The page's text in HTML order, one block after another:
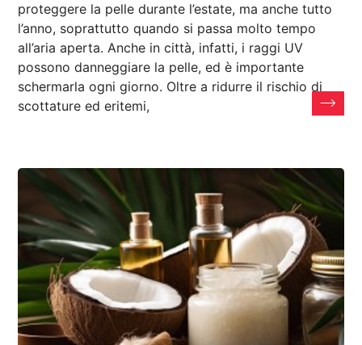
proteggere la pelle durante l’estate, ma anche tutto
l’anno, soprattutto quando si passa molto tempo
all’aria aperta. Anche in città, infatti, i raggi UV
possono danneggiare la pelle, ed è importante
schermarla ogni giorno. Oltre a ridurre il rischio di
scottature ed eritemi,